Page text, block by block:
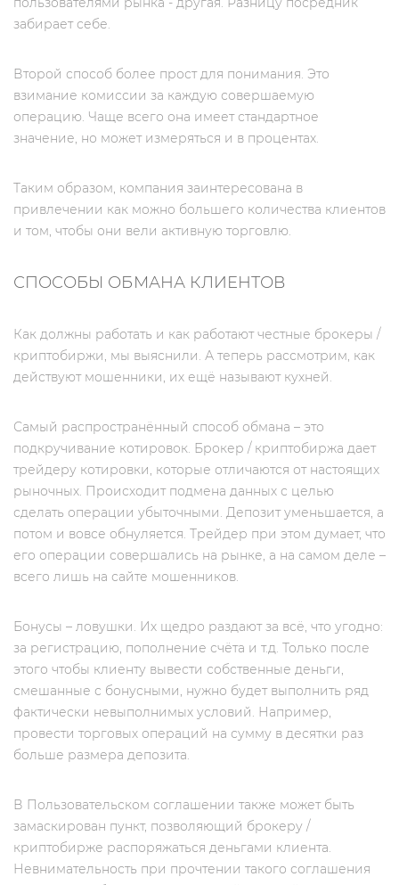
забирает себе.
Второй способ более прост для понимания. Это
взимание комиссии за каждую совершаемую
операцию. Чаще всего она имеет стандартное
значение, но может измеряться и в процентах.
Таким образом, компания заинтересована в
привлечении как можно большего количества клиентов
и том, чтобы они вели активную торговлю.
СПОСОБЫ ОБМАНА КЛИЕНТОВ
Как должны работать и как работают честные брокеры /
криптобиржи, мы выяснили. А теперь рассмотрим, как
действуют мошенники, их ещё называют кухней.
Самый распространённый способ обмана – это
подкручивание котировок. Брокер / криптобиржа дает
трейдеру котировки, которые отличаются от настоящих
рыночных. Происходит подмена данных с целью
сделать операции убыточными. Депозит уменьшается, а
потом и вовсе обнуляется. Трейдер при этом думает, что
его операции совершались на рынке, а на самом деле –
всего лишь на сайте мошенников.
Бонусы – ловушки. Их щедро раздают за всё, что угодно:
за регистрацию, пополнение счёта и т.д. Только после
этого чтобы клиенту вывести собственные деньги,
смешанные с бонусными, нужно будет выполнить ряд
фактически невыполнимых условий. Например,
провести торговых операций на сумму в десятки раз
больше размера депозита.
В Пользовательском соглашении также может быть
замаскирован пункт, позволяющий брокеру /
криптобирже распоряжаться деньгами клиента.
Невнимательность при прочтении такого соглашения